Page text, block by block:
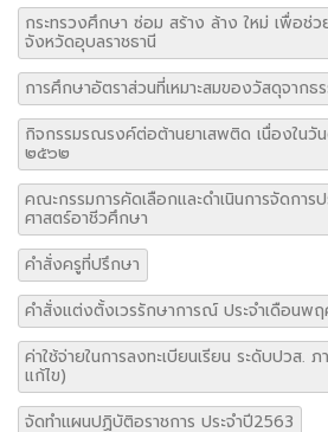
กระทรวงศึกษา ซ่อม สร้าง ล้าง ใหม่ เพื่อช่
จังหวัดอุบลราชธานี
การศึกษาอัตราส่วนที่เหมาะสมของวัสดุจากธ
กิจกรรมรณรงค์ต่อต้านยาเสพติด เนื่องในวั
๒๕๖๒
คณะกรรมการคัดเลือกและดำเนินการจัดการ
ศาสตร์อาชีวศึกษา
คำสั่งครูที่ปรึกษา
คำสั่งแต่งตั้งเวรรักษาการณ์ ประจำเดือนพ
ค่าใช้จ่ายในการลงทะเบียนเรียน ระดับปวส.
แก้ไข)
จัดทำแผนปฏิบัติอราชการ ประจำปี2563